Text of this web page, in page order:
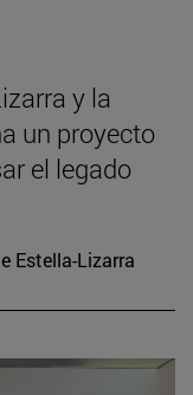
y la
un proyecto
el legado
Estella-Lizarra